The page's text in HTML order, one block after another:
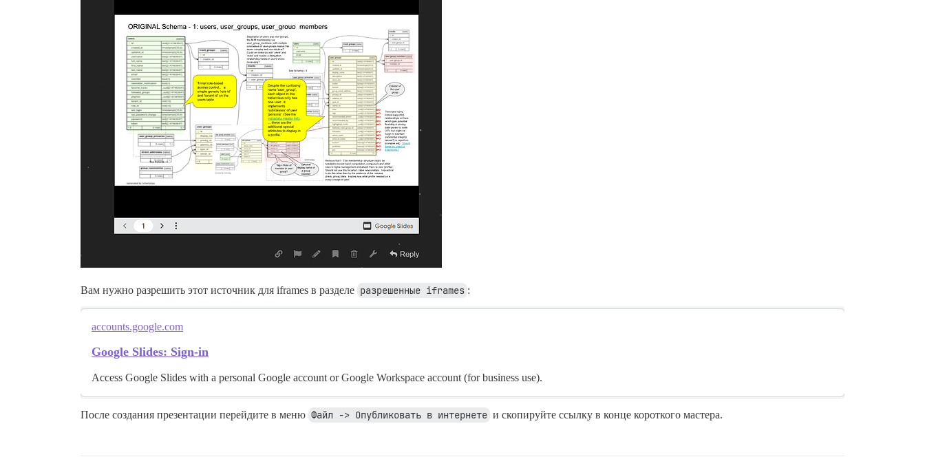
Вам нужно разрешить этот источник для iframes в разделе разрешенные iframes :
accounts.google.com
Google Slides: Sign-in
Access Google Slides with a personal Google account or Google Workspace account (for business use).
После создания презентации перейдите в меню Файл -> Опубликовать в интернете и скопируйте ссылку в конце короткого мастера.